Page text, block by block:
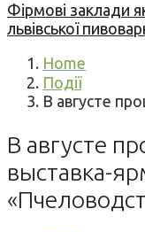
Фірмові заклади
львівської
Home
Події
В августе
В августе
выставка-